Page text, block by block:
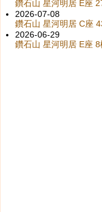
鑽石山 星河明居 E座
2026-07-08
鑽石山 星河明居 C座
2026-06-29
鑽石山 星河明居 E座